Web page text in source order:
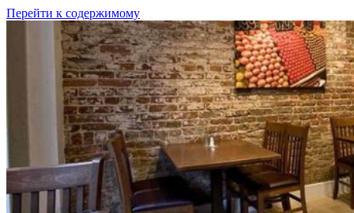
Перейти к содержимому